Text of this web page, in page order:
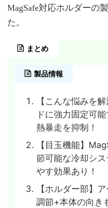
MagSafe対応ホルダーの
た。
まとめ
製品情報
【こんな悩みを
ドに強力固定可
熱暴走を抑制！
【目玉機能】
節可能な冷却シ
やす効果あり！
【ホルダー部】
調節+本体の向き